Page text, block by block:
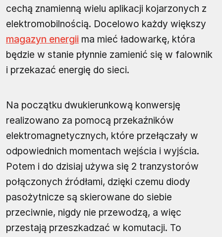
cechą znamienną wielu aplikacji kojarzonych z
elektromobilnością. Docelowo każdy większy
magazyn energii ma mieć ładowarkę, która
będzie w stanie płynnie zamienić się w falownik
i przekazać energię do sieci.
Na początku dwukierunkową konwersję
realizowano za pomocą przekaźników
elektromagnetycznych, które przełączały w
odpowiednich momentach wejścia i wyjścia.
Potem i do dzisiaj używa się 2 tranzystorów
połączonych źródłami, dzięki czemu diody
pasożytnicze są skierowane do siebie
przeciwnie, nigdy nie przewodzą, a więc
przestają przeszkadzać w komutacji. To